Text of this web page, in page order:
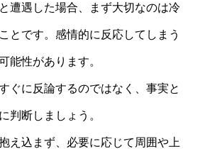
遭遇した場合、まず大切なのは冷
とです。感情的に反応してしまう
能性があります。
ぐに反論するのではなく、事実と
判断しましょう。
え込まず、必要に応じて周囲や上